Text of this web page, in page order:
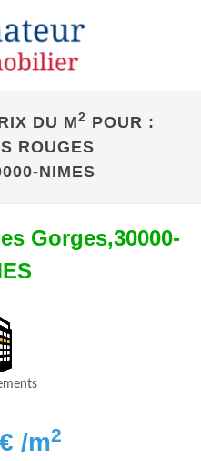
DU M2 POUR :
ROUGES
NIMES
Gorges,30000-
€ /m2